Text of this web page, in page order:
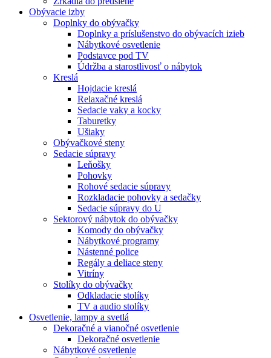
Obývacie izby
Doplnky do obývačky
Doplnky a príslušenstvo do obývacích izieb
Nábytkové osvetlenie
Podstavce pod TV
Údržba a starostlivosť o nábytok
Kreslá
Hojdacie kreslá
Relaxačné kreslá
Sedacie vaky a kocky
Taburetky
Ušiaky
Obývačkové steny
Sedacie súpravy
Leňošky
Pohovky
Rohové sedacie súpravy
Rozkladacie pohovky a sedačky
Sedacie súpravy do U
Sektorový nábytok do obývačky
Komody do obývačky
Nábytkové programy
Nástenné police
Regály a deliace steny
Vitríny
Stolíky do obývačky
Odkladacie stolíky
TV a audio stolíky
Osvetlenie, lampy a svetlá
Dekoračné a vianočné osvetlenie
Dekoračné osvetlenie
Nábytkové osvetlenie